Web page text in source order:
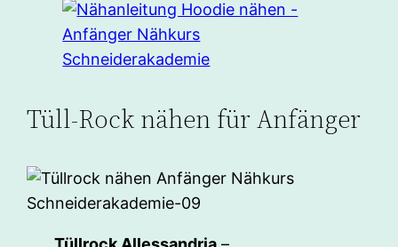
Tüll-Rock nähen für Anfänger